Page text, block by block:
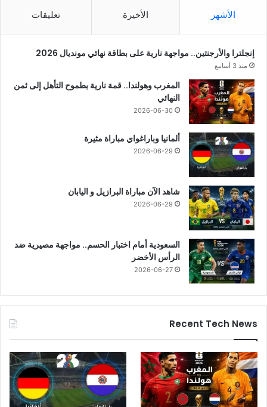
الأشهر الأخيرة تعليقات
إنجلترا والأرجنتين.. مواجهة نارية على بطاقة نهائي مونديال 2026
منذ 3 أسابيع
المغرب وهولندا.. قمة نارية بطموح التأهل إلى ثمن
النهائي
2026-06-30
ألمانيا وباراغواي مباراة مثيرة
2026-06-29
شاهد الآن مباراة البرازيل و اليابان
2026-06-29
السعودية أمام اختبار الحسم.. مواجهة مصيرية ضد
الرأس الأخضر
2026-06-27
Recent Tech News